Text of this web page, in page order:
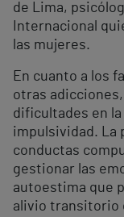
de Lima,
Internacional
las mujeres.
En cuanto a los
otras
dificultades en
impulsividad. La
conductas
gestionar las
autoestima que
alivio transitorio